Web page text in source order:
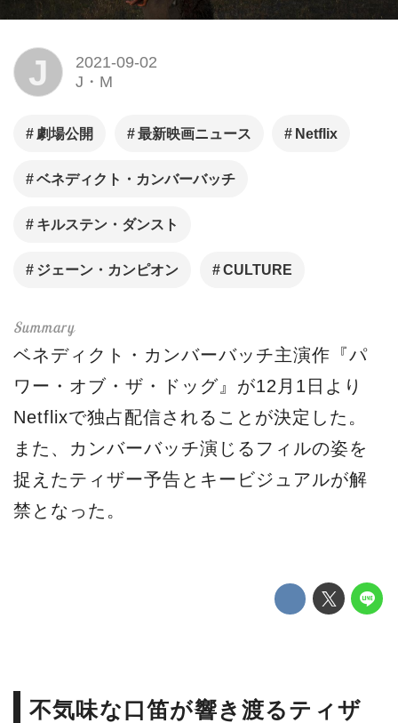
J
2021-09-02
J・M
劇場公開 最新映画ニュース Netflix
ベネディクト・カンバーバッチ
キルステン・ダンスト
ジェーン・カンピオン CULTURE
ベネディクト・カンバーバッチ主演作『パ
ワー・オブ・ザ・ドッグ』が12月1日より
Netflixで独占配信されることが決定した。
また、カンバーバッチ演じるフィルの姿を
捉えたティザー予告とキービジュアルが解
禁となった。
不気味な口笛が響き渡るティザ